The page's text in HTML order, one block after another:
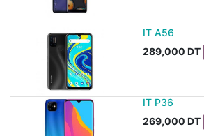
IT A56
289,000 DT
IT P36
269,000 DT